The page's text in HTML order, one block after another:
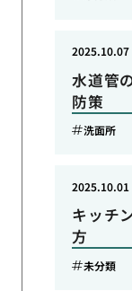
水道管
防策
2025.10.07
洗面所
キッチ
方
2025.10.01
未分類